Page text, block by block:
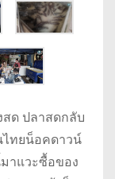
ด ปลาสดกลับ
ไทยน็อคดาวน์
าแวะซื้อของ